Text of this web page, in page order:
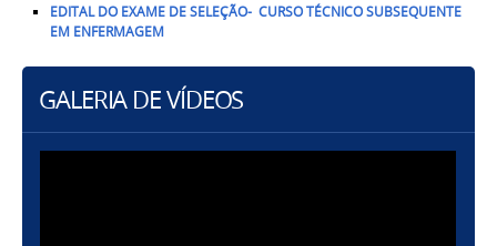
EDITAL DO EXAME DE SELEÇÃO- CURSO TÉCNICO SUBSEQUENTE
EM ENFERMAGEM
GALERIA DE VÍDEOS